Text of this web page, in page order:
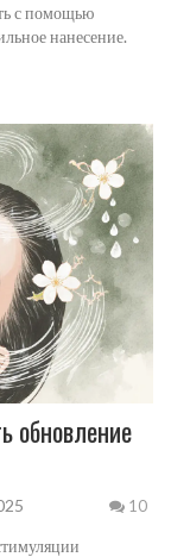
с помощью
нанесение.
обновление
10